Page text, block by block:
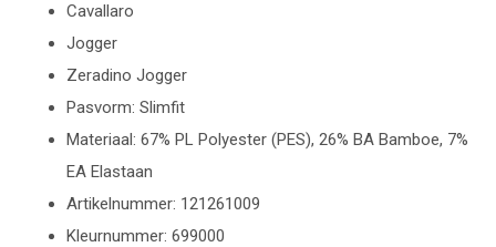
Cavallaro
Jogger
Zeradino Jogger
Pasvorm: Slimfit
Materiaal: 67% PL Polyester (PES), 26% BA Bamboe, 7%
EA Elastaan
Artikelnummer: 121261009
Kleurnummer: 699000